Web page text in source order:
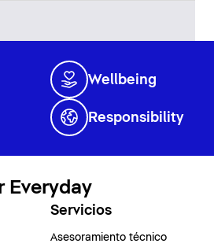
Wellbeing
Responsibility
Everyday
Servicios
Asesoramiento técnico